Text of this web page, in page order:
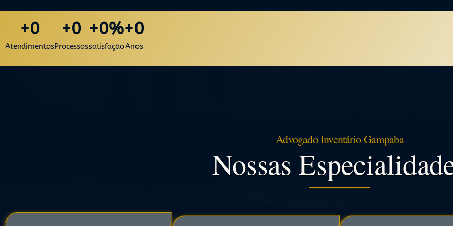
Atendimentos
+0
Processos
+0
satisfação
+0%
Anos
+0
Advogado Inventário Garopaba
Nossas